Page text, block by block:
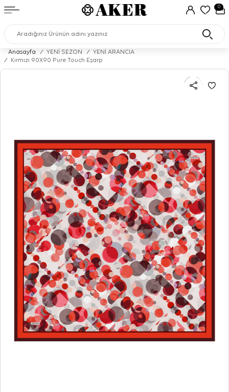
0
Anasayfa / YENİ SEZON /
YENİ ARANCIA
/
Kırmızı 90X90 Pure Touch Eşarp